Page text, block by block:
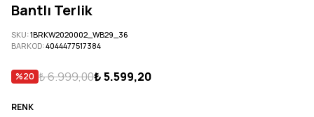
Bantlı Terlik
SKU:1BRKW2020002_WB29_36
BARKOD:4044477517384
%20 ₺ 6.999,00₺ 5.599,20
RENK